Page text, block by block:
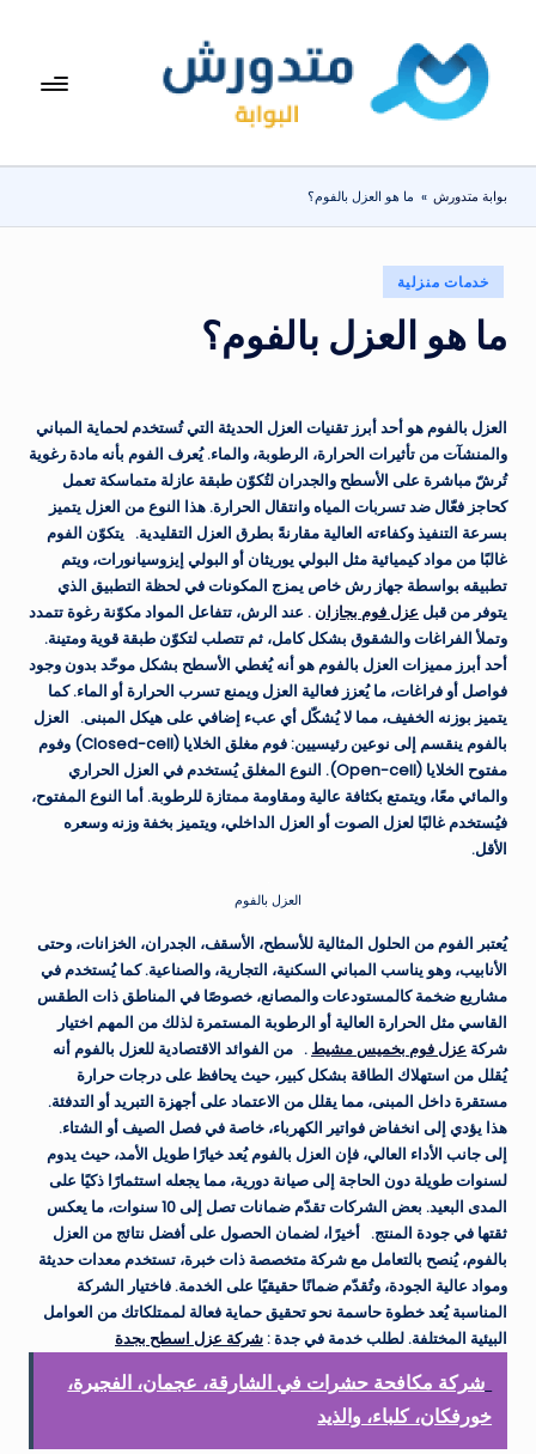
المحتوىبوا
مت
دو
ر
ش
تعرف
المنزلية
يومياً
بوابة متدورش » ما هو العزل بالفوم؟
في
خدمات منزلية
ما هو العزل بالفوم؟
العزل بالفوم هو أحد أبرز تقنيات العزل الحديثة التي تُستخدم لحماية المباني
والمنشآت من تأثيرات الحرارة، الرطوبة، والماء. يُعرف الفوم بأنه مادة رغوية
تُرشّ مباشرة على الأسطح والجدران لتُكوّن طبقة عازلة متماسكة تعمل
كحاجز فعّال ضد تسربات المياه وانتقال الحرارة. هذا النوع من العزل يتميز
بسرعة التنفيذ وكفاءته العالية مقارنةً بطرق العزل التقليدية.
يتكوّن الفوم
غالبًا من مواد كيميائية مثل البولي يوريثان أو البولي إيزوسيانورات، ويتم
تطبيقه بواسطة جهاز رش خاص يمزج المكونات في لحظة التطبيق الذي
يتوفر من قبل عزل فوم بجازان . عند الرش، تتفاعل المواد مكوّنة رغوة تتمدد
وتملأ الفراغات والشقوق بشكل كامل، ثم تتصلب لتكوّن طبقة قوية ومتينة.
أحد أبرز مميزات العزل بالفوم هو أنه يُغطي الأسطح بشكل موحّد بدون وجود
فواصل أو فراغات، ما يُعزز فعالية العزل ويمنع تسرب الحرارة أو الماء. كما
يتميز بوزنه الخفيف، مما لا يُشكّل أي عبء إضافي على هيكل المبنى.
العزل
بالفوم ينقسم إلى نوعين رئيسيين: فوم مغلق الخلايا (Closed-cell) وفوم
مفتوح الخلايا (Open-cell). النوع المغلق يُستخدم في العزل الحراري
والمائي معًا، ويتمتع بكثافة عالية ومقاومة ممتازة للرطوبة. أما النوع المفتوح،
فيُستخدم غالبًا لعزل الصوت أو العزل الداخلي، ويتميز بخفة وزنه وسعره
الأقل.
العزل بالفوم
يُعتبر الفوم من الحلول المثالية للأسطح، الأسقف، الجدران، الخزانات، وحتى
الأنابيب، وهو يناسب المباني السكنية، التجارية، والصناعية. كما يُستخدم في
مشاريع ضخمة كالمستودعات والمصانع، خصوصًا في المناطق ذات الطقس
القاسي مثل الحرارة العالية أو الرطوبة المستمرة لذلك من المهم اختيار
شركة عزل فوم بخميس مشيط . من الفوائد الاقتصادية للعزل بالفوم أنه
يُقلل من استهلاك الطاقة بشكل كبير، حيث يحافظ على درجات حرارة
مستقرة داخل المبنى، مما يقلل من الاعتماد على أجهزة التبريد أو التدفئة.
هذا يؤدي إلى انخفاض فواتير الكهرباء، خاصة في فصل الصيف أو الشتاء.
إلى جانب الأداء العالي، فإن العزل بالفوم يُعد خيارًا طويل الأمد، حيث يدوم
لسنوات طويلة دون الحاجة إلى صيانة دورية، مما يجعله استثمارًا ذكيًا على
المدى البعيد. بعض الشركات تقدّم ضمانات تصل إلى 10 سنوات، ما يعكس
ثقتها في جودة المنتج. أخيرًا، لضمان الحصول على أفضل نتائج من العزل
بالفوم، يُنصح بالتعامل مع شركة متخصصة ذات خبرة، تستخدم معدات حديثة
ومواد عالية الجودة، وتُقدّم ضمانًا حقيقيًا على الخدمة. فاختيار الشركة
المناسبة يُعد خطوة حاسمة نحو تحقيق حماية فعالة لممتلكاتك من العوامل
البيئية المختلفة. لطلب خدمة في جدة : شركة عزل اسطح بجدة
شركة مكافحة حشرات في الشارقة، عجمان، الفجيرة،
خورفكان، كلباء، والذيد